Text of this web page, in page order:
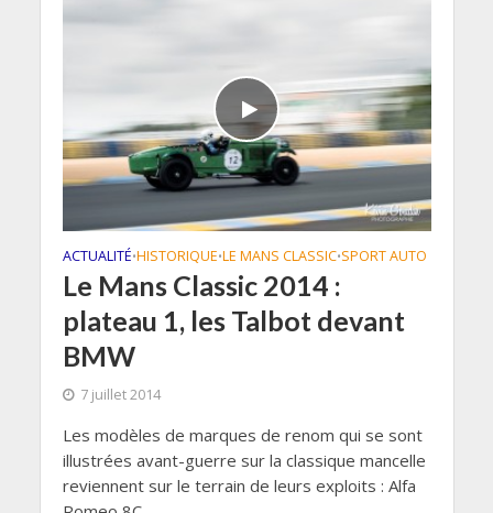
ACTUALITÉ•HISTORIQUE•LE MANS CLASSIC•SPORT AUTO
Le Mans Classic 2014 :
plateau 1, les Talbot devant
BMW
7 juillet 2014
Les modèles de marques de renom qui se sont
illustrées avant-guerre sur la classique mancelle
reviennent sur le terrain de leurs exploits : Alfa